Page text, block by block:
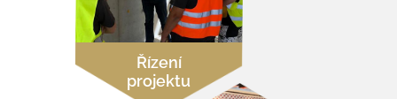
Řízení
projektu